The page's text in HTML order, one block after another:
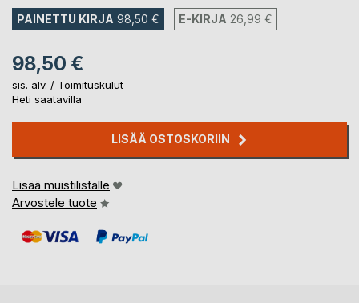
PAINETTU KIRJA 98,50 € E-KIRJA 26,99 €
98,50 €
sis. alv. / Toimituskulut
Heti saatavilla
LISÄÄ OSTOSKORIIN
Lisää muistilistalle
Arvostele tuote